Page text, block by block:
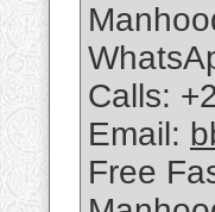
Calls:
Email:
Free